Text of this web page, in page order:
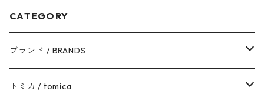
CATEGORY
ブランド / BRANDS
トヨタ / TOYOTA
トミカ / tomica